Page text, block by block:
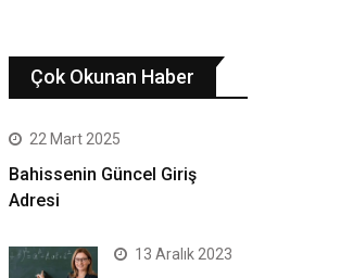
Çok Okunan Haber
22 Mart 2025
Bahissenin Güncel Giriş
Adresi
13 Aralık 2023